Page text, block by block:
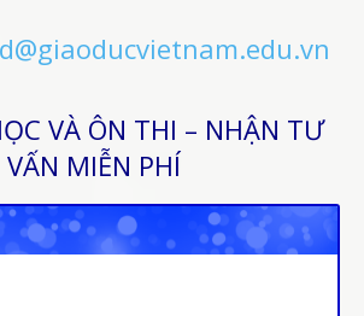
VÀ ÔN THI – NHẬN TƯ
VẤN MIỄN PHÍ